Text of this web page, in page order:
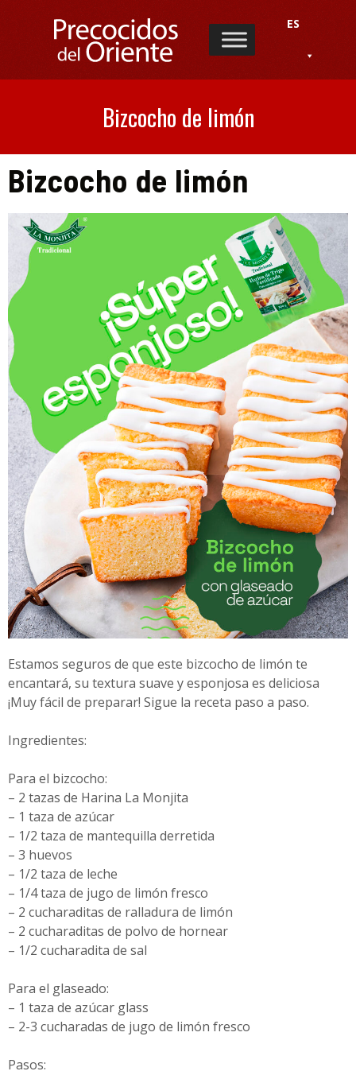
ES
Bizcocho de limón
Bizcocho de limón
Estamos seguros de que este bizcocho de limón te
encantará, su textura suave y esponjosa es deliciosa
¡Muy fácil de preparar! Sigue la receta paso a paso.
Ingredientes:
Para el bizcocho:
– 2 tazas de Harina La Monjita
– 1 taza de azúcar
– 1/2 taza de mantequilla derretida
– 3 huevos
– 1/2 taza de leche
– 1/4 taza de jugo de limón fresco
– 2 cucharaditas de ralladura de limón
– 2 cucharaditas de polvo de hornear
– 1/2 cucharadita de sal
Para el glaseado:
– 1 taza de azúcar glass
– 2-3 cucharadas de jugo de limón fresco
Pasos: